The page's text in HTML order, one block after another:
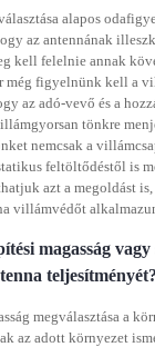
alapos
az antennának
kell felelnie annak
még figyelnünk kell a
az adó-vevő és a
tönkre
nemcsak a
feltöltődéstől is
azt a megoldást
villámvédőt
magasság vagy
teljesítményét?
megválasztása a
az adott környezet